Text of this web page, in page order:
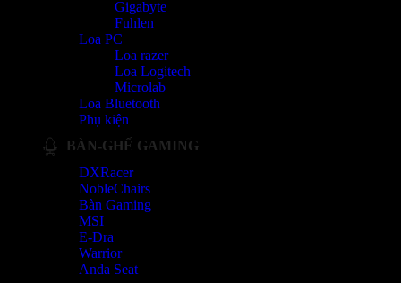
Gigabyte
Fuhlen
Loa PC
Loa razer
Loa Logitech
Microlab
Loa Bluetooth
Phụ kiện
BÀN-GHẾ GAMING
DXRacer
NobleChairs
Bàn Gaming
MSI
E-Dra
Warrior
Anda Seat